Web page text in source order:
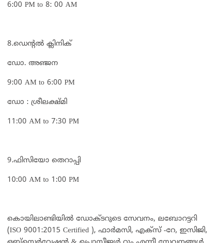
6:00 PM to 8: 00 AM
8.ഡെന്റൽ ക്ലിനിക്
ഡോ. അഞ്ജന
9:00 AM to 6:00 PM
ഡോ : ശ്രീലക്ഷ്മി
11:00 AM to 7:30 PM
9.ഫിസിയോ തെറാപ്പി
10:00 AM to 1:00 PM
കൊയിലാണ്ടിയില്‍ ഡോക്ടറുടെ സേവനം, ലബോറട്ടറി
(ISO 9001:2015 Certified ), ഫാര്‍മസി, എക്‌സ് -റേ, ഇസിജി,